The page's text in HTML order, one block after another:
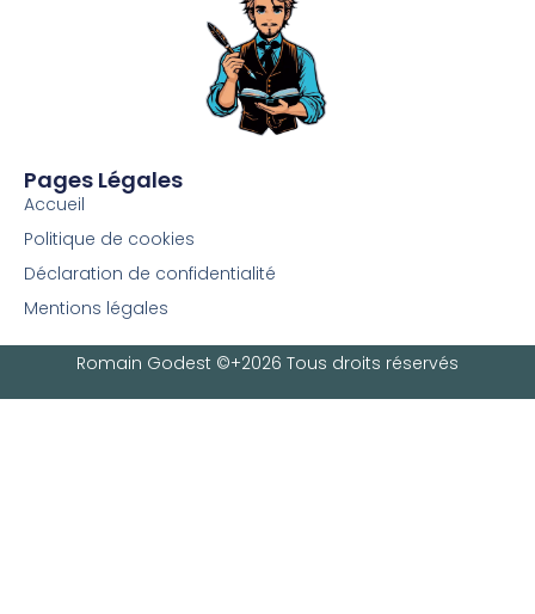
Pages Légales
Accueil
Politique de cookies
Déclaration de confidentialité
Mentions légales
Romain Godest ©+2026 Tous droits réservés